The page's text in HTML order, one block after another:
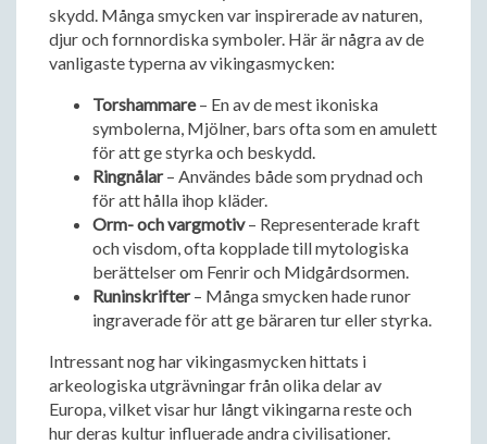
skydd. Många smycken var inspirerade av naturen,
djur och fornnordiska symboler. Här är några av de
vanligaste typerna av vikingasmycken:
Torshammare– En av de mest ikoniska
symbolerna, Mjölner, bars ofta som en amulett
för att ge styrka och beskydd.
Ringnålar– Användes både som prydnad och
för att hålla ihop kläder.
Orm- och vargmotiv– Representerade kraft
och visdom, ofta kopplade till mytologiska
berättelser om Fenrir och Midgårdsormen.
Runinskrifter– Många smycken hade runor
ingraverade för att ge bäraren tur eller styrka.
Intressant nog har vikingasmycken hittats i
arkeologiska utgrävningar från olika delar av
Europa, vilket visar hur långt vikingarna reste och
hur deras kultur influerade andra civilisationer.